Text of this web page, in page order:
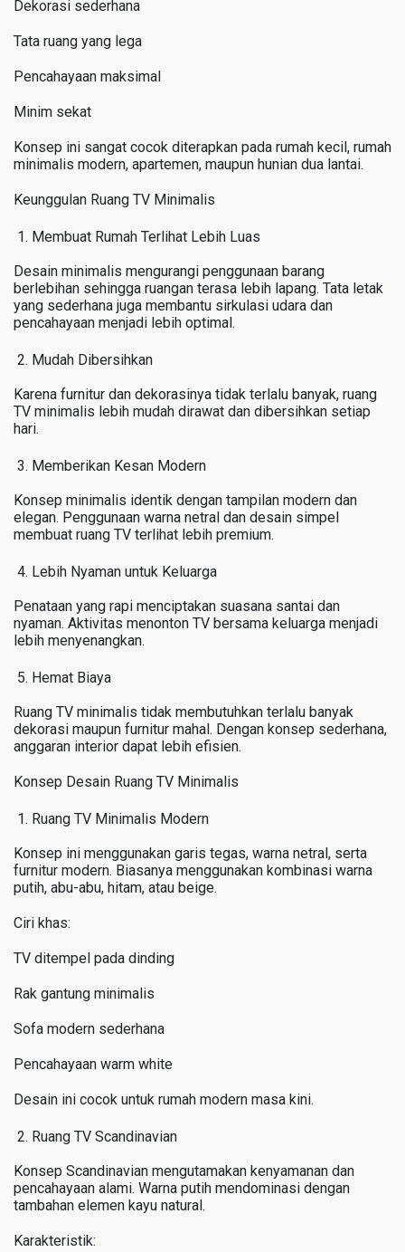
Dekorasi sederhana
Tata ruang yang lega
Pencahayaan maksimal
Minim sekat
Konsep ini sangat cocok diterapkan pada rumah kecil, rumah
minimalis modern, apartemen, maupun hunian dua lantai.
Keunggulan Ruang TV Minimalis
Membuat Rumah Terlihat Lebih Luas
Desain minimalis mengurangi penggunaan barang
berlebihan sehingga ruangan terasa lebih lapang. Tata letak
yang sederhana juga membantu sirkulasi udara dan
pencahayaan menjadi lebih optimal.
Mudah Dibersihkan
Karena furnitur dan dekorasinya tidak terlalu banyak, ruang
TV minimalis lebih mudah dirawat dan dibersihkan setiap
hari.
Memberikan Kesan Modern
Konsep minimalis identik dengan tampilan modern dan
elegan. Penggunaan warna netral dan desain simpel
membuat ruang TV terlihat lebih premium.
Lebih Nyaman untuk Keluarga
Penataan yang rapi menciptakan suasana santai dan
nyaman. Aktivitas menonton TV bersama keluarga menjadi
lebih menyenangkan.
Hemat Biaya
Ruang TV minimalis tidak membutuhkan terlalu banyak
dekorasi maupun furnitur mahal. Dengan konsep sederhana,
anggaran interior dapat lebih efisien.
Konsep Desain Ruang TV Minimalis
Ruang TV Minimalis Modern
Konsep ini menggunakan garis tegas, warna netral, serta
furnitur modern. Biasanya menggunakan kombinasi warna
putih, abu-abu, hitam, atau beige.
Ciri khas:
TV ditempel pada dinding
Rak gantung minimalis
Sofa modern sederhana
Pencahayaan warm white
Desain ini cocok untuk rumah modern masa kini.
Ruang TV Scandinavian
Konsep Scandinavian mengutamakan kenyamanan dan
pencahayaan alami. Warna putih mendominasi dengan
tambahan elemen kayu natural.
Karakteristik: